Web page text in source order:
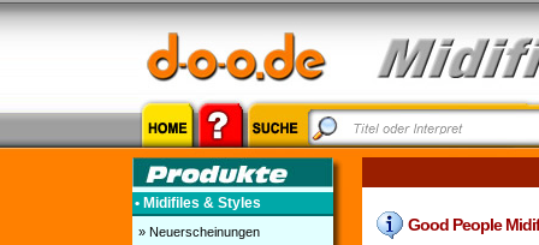
• Midifiles & Styles
» Neuerscheinungen
Good People